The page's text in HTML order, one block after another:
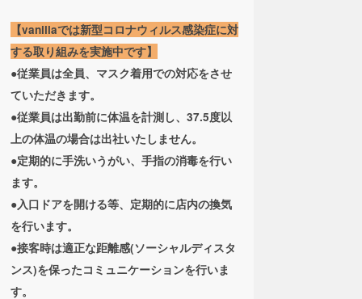
【vanillaでは新型コロナウィルス感染症に対
する取り組みを実施中です】
●従業員は全員、マスク着用での対応をさせ
ていただきます。
●従業員は出勤前に体温を計測し、37.5度以
上の体温の場合は出社いたしません。
●定期的に手洗いうがい、手指の消毒を行い
ます。
●入口ドアを開ける等、定期的に店内の換気
を行います。
●接客時は適正な距離感(ソーシャルディスタ
ンス)を保ったコミュニケーションを行いま
す。